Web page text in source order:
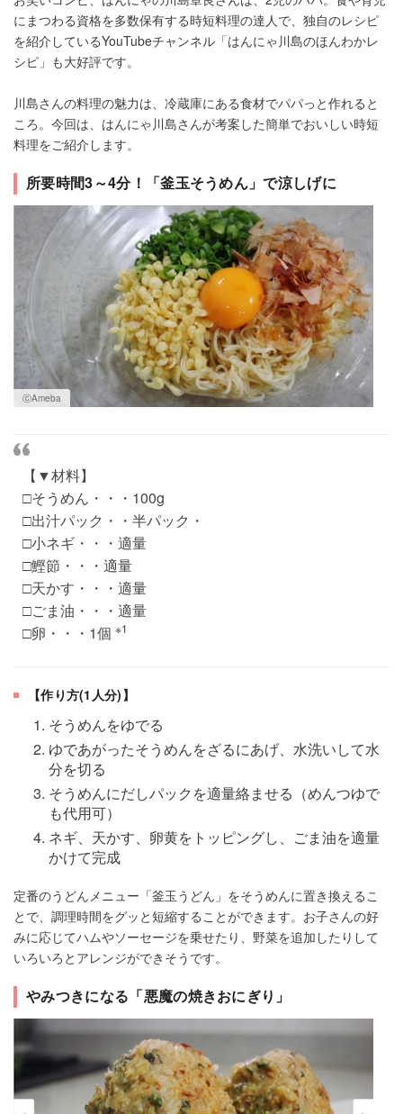
にまつわる資格を多数保有する時短料理の達人で、独自のレシピ
を紹介しているYouTubeチャンネル「はんにゃ川島のほんわかレ
シピ」も大好評です。
川島さんの料理の魅力は、冷蔵庫にある食材でパパっと作れると
ころ。今回は、はんにゃ川島さんが考案した簡単でおいしい時短
料理をご紹介します。
所要時間3～4分！「釜玉そうめん」で涼しげに
ⓒAmeba
【▼材料】
□そうめん・・・100g
□出汁パック・・半パック・
□小ネギ・・・適量
□鰹節・・・適量
□天かす・・・適量
□ごま油・・・適量
□卵・・・1個 ※1
【作り方(1人分)】
そうめんをゆでる
ゆであがったそうめんをざるにあげ、水洗いして水
分を切る
そうめんにだしパックを適量絡ませる（めんつゆで
も代用可）
ネギ、天かす、卵黄をトッピングし、ごま油を適量
かけて完成
定番のうどんメニュー「釜玉うどん」をそうめんに置き換えるこ
とで、調理時間をグッと短縮することができます。お子さんの好
みに応じてハムやソーセージを乗せたり、野菜を追加したりして
いろいろとアレンジができそうです。
やみつきになる「悪魔の焼きおにぎり」